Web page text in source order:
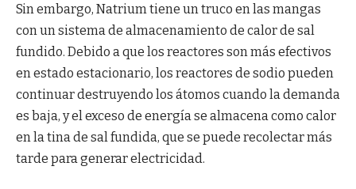
Sin embargo, Natrium tiene un truco en las mangas
con un sistema de almacenamiento de calor de sal
fundido. Debido a que los reactores son más efectivos
en estado estacionario, los reactores de sodio pueden
continuar destruyendo los átomos cuando la demanda
es baja, y el exceso de energía se almacena como calor
en la tina de sal fundida, que se puede recolectar más
tarde para generar electricidad.